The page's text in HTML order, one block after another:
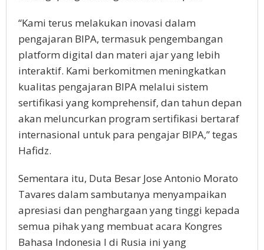
“Kami terus melakukan inovasi dalam
pengajaran BIPA, termasuk pengembangan
platform digital dan materi ajar yang lebih
interaktif. Kami berkomitmen meningkatkan
kualitas pengajaran BIPA melalui sistem
sertifikasi yang komprehensif, dan tahun depan
akan meluncurkan program sertifikasi bertaraf
internasional untuk para pengajar BIPA,” tegas
Hafidz.
Sementara itu, Duta Besar Jose Antonio Morato
Tavares dalam sambutanya menyampaikan
apresiasi dan penghargaan yang tinggi kepada
semua pihak yang membuat acara Kongres
Bahasa Indonesia I di Rusia ini yang